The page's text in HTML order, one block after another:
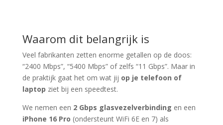
Waarom dit belangrijk is
Veel fabrikanten zetten enorme getallen op de doos:
“2400 Mbps”, “5400 Mbps” of zelfs “11 Gbps”. Maar in
de praktijk gaat het om wat jij op je telefoon of
laptop ziet bij een speedtest.
We nemen een 2 Gbps glasvezelverbinding en een
iPhone 16 Pro (ondersteunt WiFi 6E en 7) als